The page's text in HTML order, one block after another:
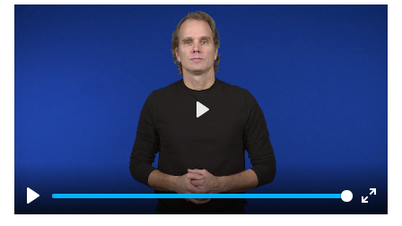
Play
Enter